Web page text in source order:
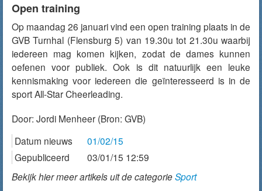
Open training
Op maandag 26 januari vind een open training plaats in de
GVB Turnhal (Flensburg 5) van 19.30u tot 21.30u waarbij
iedereen mag komen kijken, zodat de dames kunnen
oefenen voor publiek. Ook is dit natuurlijk een leuke
kennismaking voor iedereen die geïnteresseerd is in de
sport All-Star Cheerleading.
Door: Jordi Menheer (Bron: GVB)
Datum nieuws
01/02/15
Gepubliceerd
03/01/15 12:59
Bekijk hier meer artikels uit de categorieSport